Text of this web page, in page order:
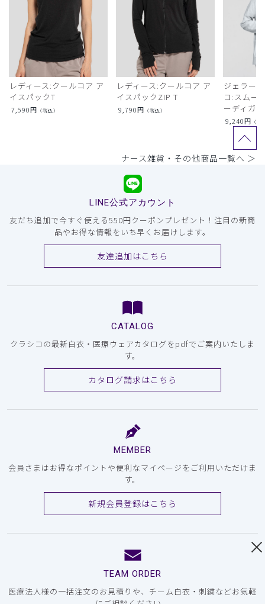
レディース:クールコア ア
イスパックT
7,590円 （税込）
レディース:クールコア ア
イスパックZIP T
9,790円 （税込）
ジェラー
コ:スムー
ーディガン
9,240円 （税
ナース雑貨・その他商品一覧へ ＞
LINE公式アカウント
友だち追加で今すぐ使える550円クーポンプレゼント！注目の新商
品やお得な情報をいち早くお届けします。
友達追加はこちら
CATALOG
クラシコの最新白衣・医療ウェアカタログをpdfでご案内いたしま
す。
カタログ請求はこちら
MEMBER
会員さまはお得なポイントや便利なマイページをご利用いただけま
す。
新規会員登録はこちら
TEAM ORDER
医療法人様の一括注文のお見積りや、チーム白衣・刺繍などお気軽